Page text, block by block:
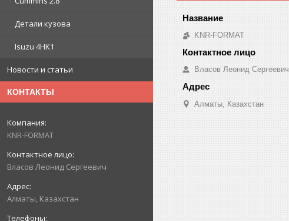
Детали кузова
Isuzu 4HK1
Новости и статьи
КОНТАКТЫ
KNR-FORMAT
Власов Леонид Сергеевич
Алматы, Казахстан
KNR-FORMAT
Власов Леонид Сергеевич
Алматы, Казахстан